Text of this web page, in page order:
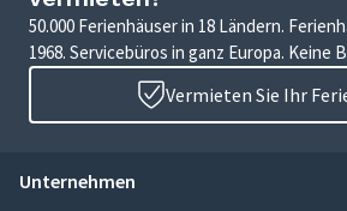
50.000 Ferienhäuser in 18 Ländern.
1968. Servicebüros in ganz Europa. Keine
Vermieten Sie Ihr
Unternehmen